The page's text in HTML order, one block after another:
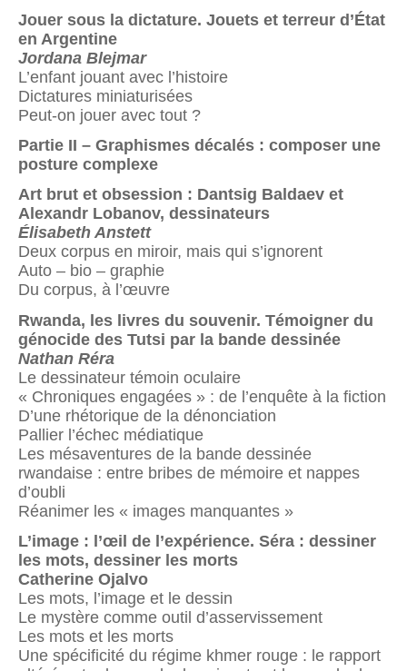
Jouer sous la dictature. Jouets et terreur d’État
en Argentine
Jordana Blejmar
L’enfant jouant avec l’histoire
Dictatures miniaturisées
Peut-on jouer avec tout ?
Partie II – Graphismes décalés : composer une
posture complexe
Art brut et obsession : Dantsig Baldaev et
Alexandr Lobanov, dessinateurs
Élisabeth Anstett
Deux corpus en miroir, mais qui s’ignorent
Auto – bio – graphie
Du corpus, à l’œuvre
Rwanda, les livres du souvenir. Témoigner du
génocide des Tutsi par la bande dessinée
Nathan Réra
Le dessinateur témoin oculaire
« Chroniques engagées » : de l’enquête à la fiction
D’une rhétorique de la dénonciation
Pallier l’échec médiatique
Les mésaventures de la bande dessinée
rwandaise : entre bribes de mémoire et nappes
d’oubli
Réanimer les « images manquantes »
L’image : l’œil de l’expérience. Séra : dessiner
les mots, dessiner les morts
Catherine Ojalvo
Les mots, l’image et le dessin
Le mystère comme outil d’asservissement
Les mots et les morts
Une spécificité du régime khmer rouge : le rapport